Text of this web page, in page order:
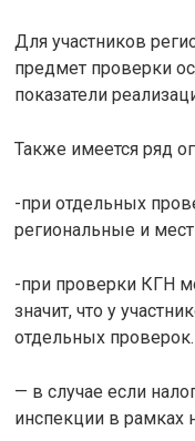
Для участников
предмет проверки
показатели
Также имеется ряд
-при отдельных
региональные и
-при проверки КГН
значит, что у
отдельных проверок.
— в случае если
инспекции в рамках